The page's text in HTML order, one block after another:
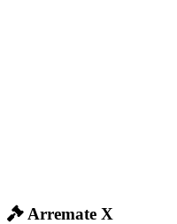
Arremate X